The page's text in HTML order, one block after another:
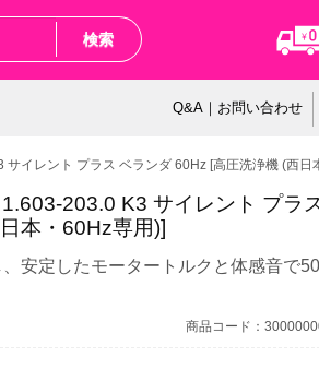
検索
Q&A｜お問い合わせ
イレント プラス ベランダ 60Hz [高圧洗浄機 (西日
203.0 K3 サイレント プラ
本・60Hz専用)]
、安定したモータートルクと体感音で
商品コード：